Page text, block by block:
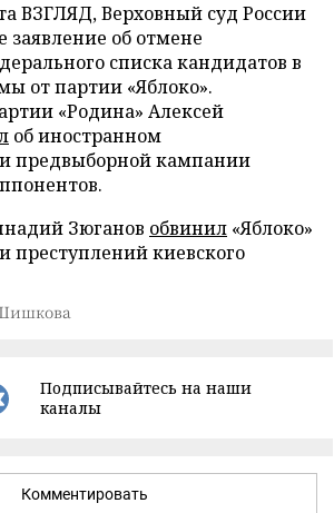
ВЗГЛЯД, Верховный суд России
заявление об отмене
списка кандидатов в
от партии «Яблоко».
«Родина» Алексей
об иностранном
предвыборной кампании
Зюганов обвинил «Яблоко»
преступлений киевского
Подписывайтесь на наши
каналы
Комментировать